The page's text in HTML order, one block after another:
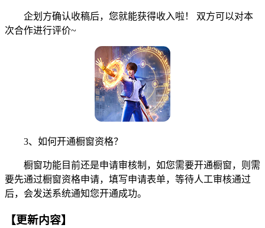
企划方确认收稿后，您就能获得收入啦！ 双方可以对本
次合作进行评价~
3、如何开通橱窗资格？
橱窗功能目前还是申请审核制，如您需要开通橱窗，则需
要先通过橱窗资格申请，填写申请表单，等待人工审核通过
后，会发送系统通知您开通成功。
【更新内容】